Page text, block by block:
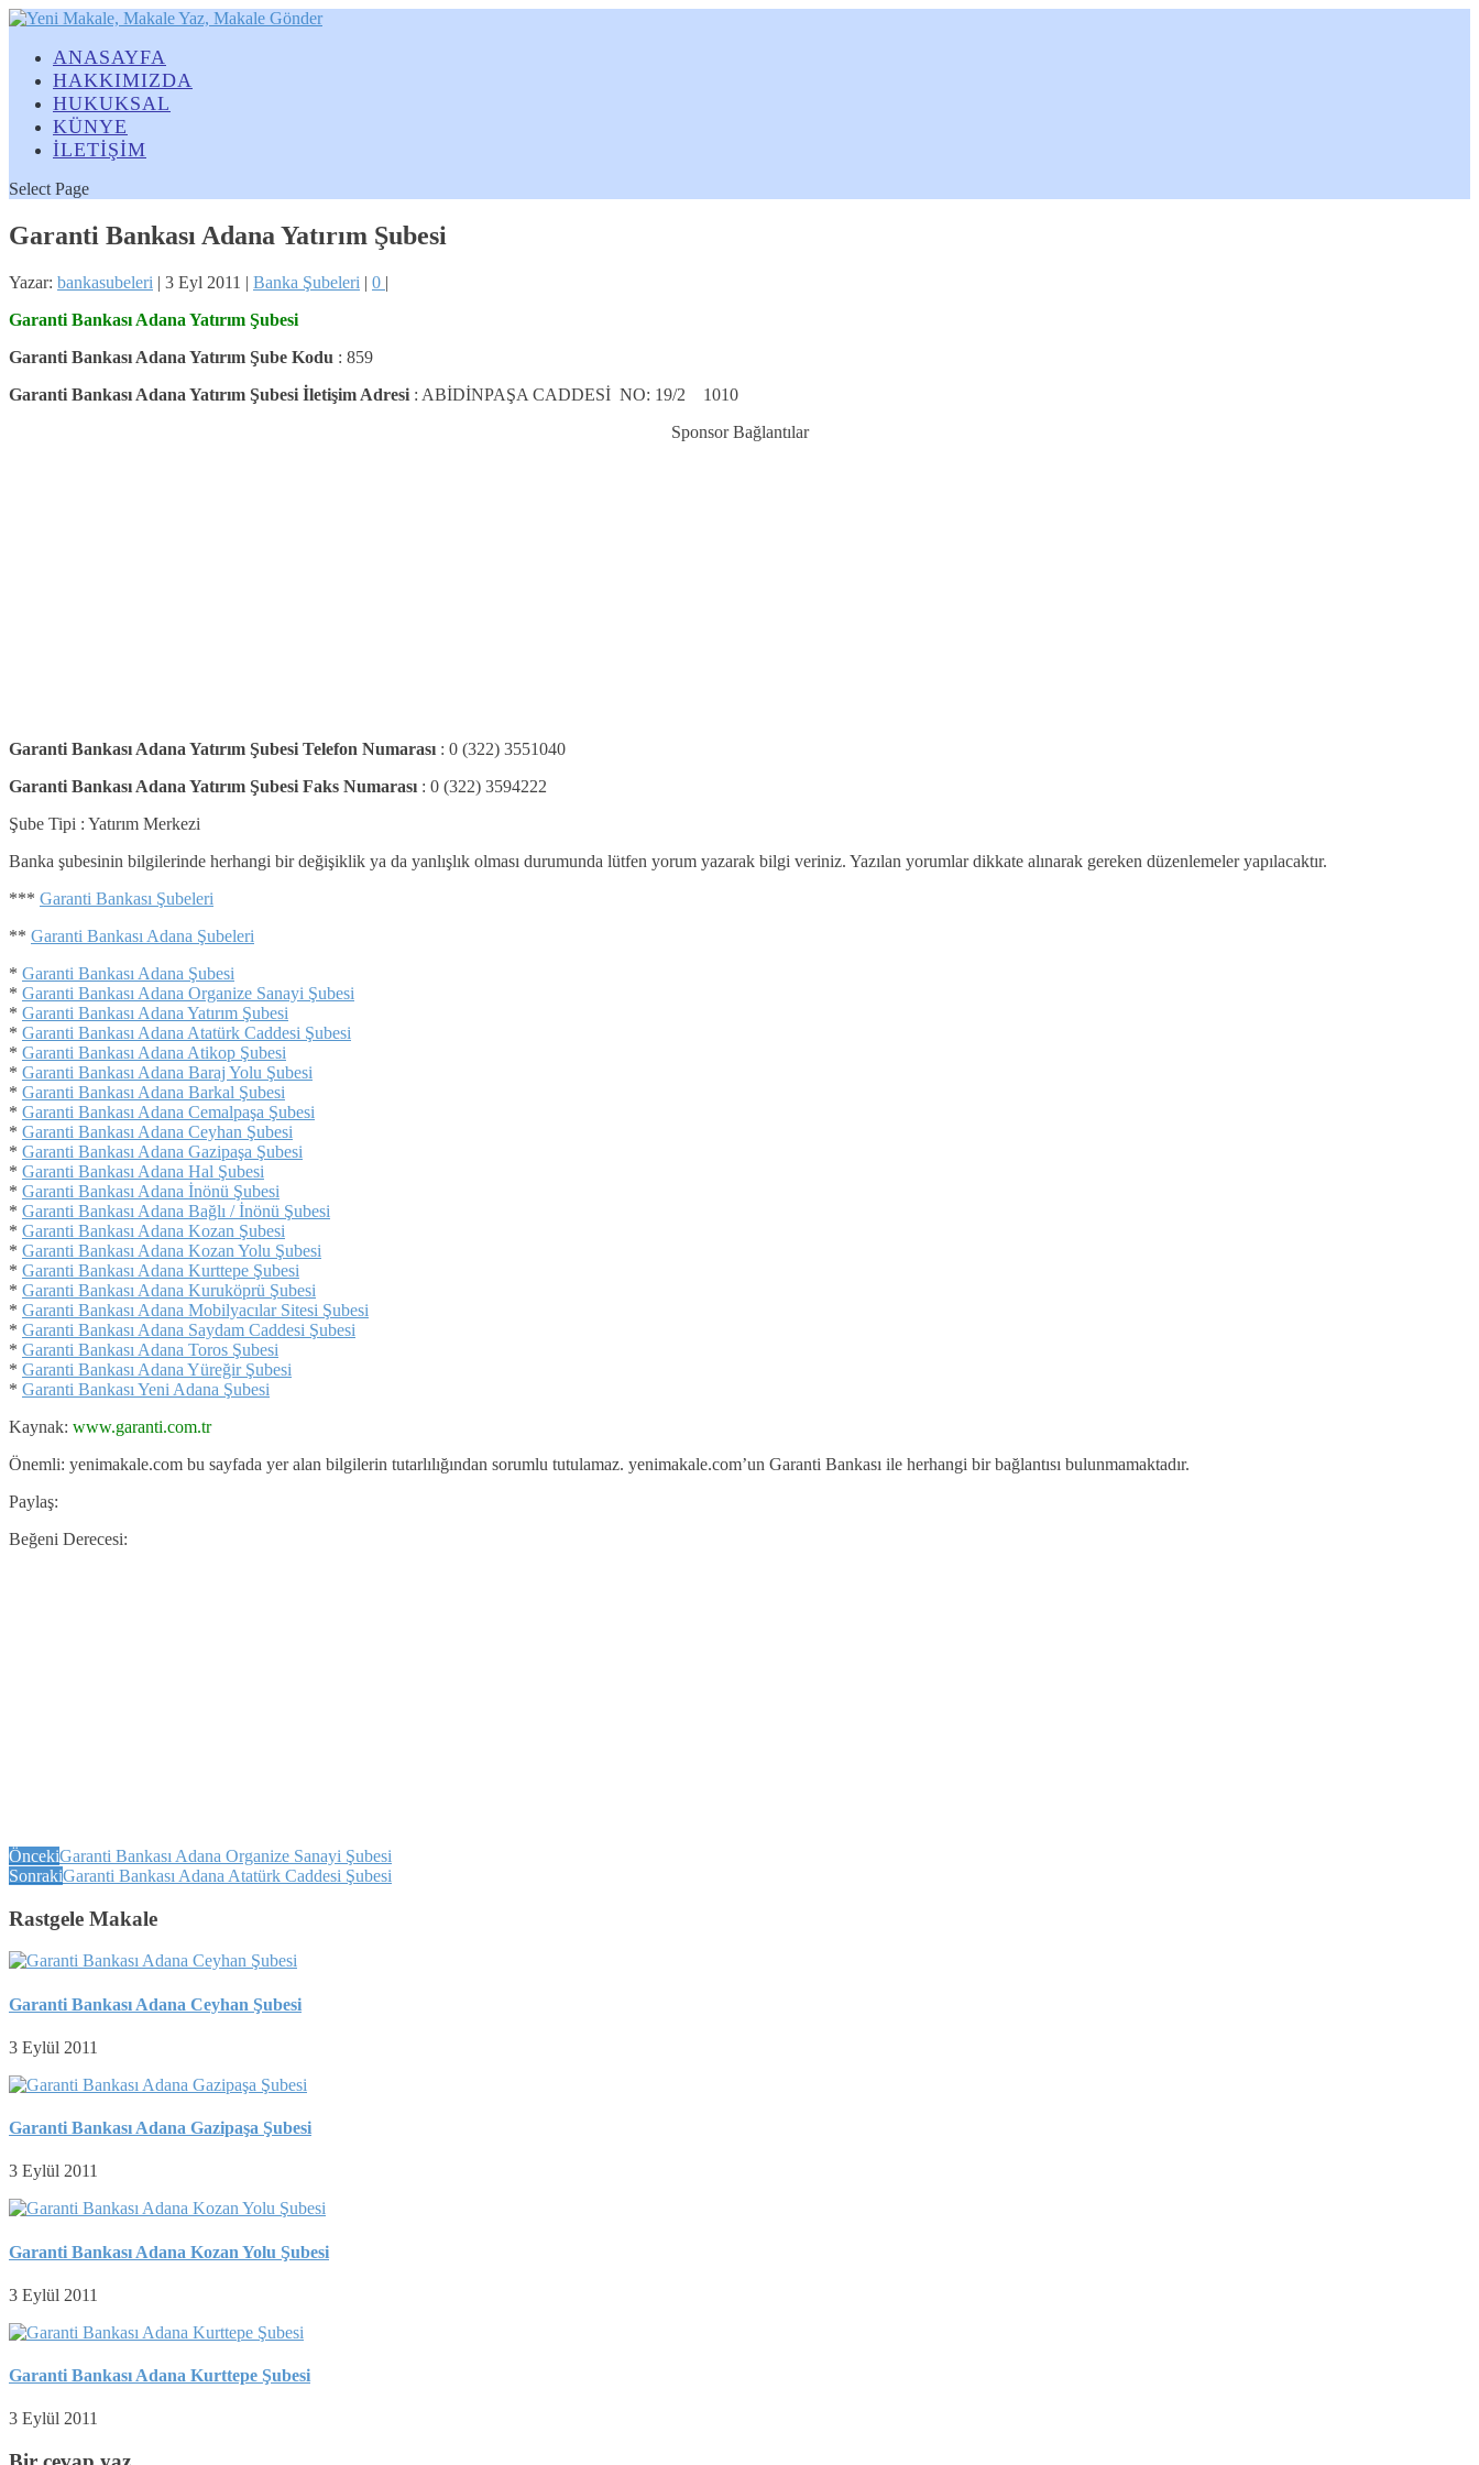
ANASAYFA
HAKKIMIZDA
HUKUKSAL
KÜNYE
İLETİŞİM
Select Page
Garanti Bankası Adana Yatırım Şubesi
Yazar: bankasubeleri | 3 Eyl 2011 | Banka Şubeleri | 0 |
Garanti Bankası Adana Yatırım Şubesi
Garanti Bankası Adana Yatırım Şube Kodu : 859
Garanti Bankası Adana Yatırım Şubesi İletişim Adresi : ABİDİNPAŞA CADDESİ NO: 19/2 1010
Sponsor Bağlantılar
Garanti Bankası Adana Yatırım Şubesi Telefon Numarası : 0 (322) 3551040
Garanti Bankası Adana Yatırım Şubesi Faks Numarası : 0 (322) 3594222
Şube Tipi : Yatırım Merkezi
Banka şubesinin bilgilerinde herhangi bir değişiklik ya da yanlışlık olması durumunda lütfen yorum yazarak bilgi veriniz. Yazılan yorumlar dikkate alınarak gereken düzenlemeler yapılacaktır.
*** Garanti Bankası Şubeleri
** Garanti Bankası Adana Şubeleri
* Garanti Bankası Adana Şubesi
* Garanti Bankası Adana Organize Sanayi Şubesi
* Garanti Bankası Adana Yatırım Şubesi
* Garanti Bankası Adana Atatürk Caddesi Şubesi
* Garanti Bankası Adana Atikop Şubesi
* Garanti Bankası Adana Baraj Yolu Şubesi
* Garanti Bankası Adana Barkal Şubesi
* Garanti Bankası Adana Cemalpaşa Şubesi
* Garanti Bankası Adana Ceyhan Şubesi
* Garanti Bankası Adana Gazipaşa Şubesi
* Garanti Bankası Adana Hal Şubesi
* Garanti Bankası Adana İnönü Şubesi
* Garanti Bankası Adana Bağlı / İnönü Şubesi
* Garanti Bankası Adana Kozan Şubesi
* Garanti Bankası Adana Kozan Yolu Şubesi
* Garanti Bankası Adana Kurttepe Şubesi
* Garanti Bankası Adana Kuruköprü Şubesi
* Garanti Bankası Adana Mobilyacılar Sitesi Şubesi
* Garanti Bankası Adana Saydam Caddesi Şubesi
* Garanti Bankası Adana Toros Şubesi
* Garanti Bankası Adana Yüreğir Şubesi
* Garanti Bankası Yeni Adana Şubesi
Kaynak: www.garanti.com.tr
Önemli: yenimakale.com bu sayfada yer alan bilgilerin tutarlılığından sorumlu tutulamaz. yenimakale.com’un Garanti Bankası ile herhangi bir bağlantısı bulunmamaktadır.
Paylaş:
Beğeni Derecesi:
ÖncekiGaranti Bankası Adana Organize Sanayi Şubesi
SonrakiGaranti Bankası Adana Atatürk Caddesi Şubesi
Rastgele Makale
Garanti Bankası Adana Ceyhan Şubesi
3 Eylül 2011
Garanti Bankası Adana Gazipaşa Şubesi
3 Eylül 2011
Garanti Bankası Adana Kozan Yolu Şubesi
3 Eylül 2011
Garanti Bankası Adana Kurttepe Şubesi
3 Eylül 2011